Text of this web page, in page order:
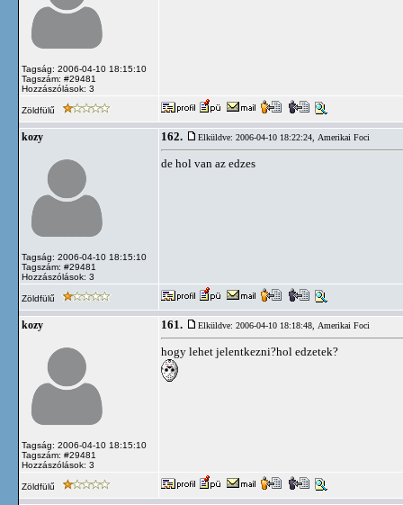
Tagság: 2006-04-10 18:15:10
Tagszám: #29481
Hozzászólások: 3
Zöldfülű
kozy
Tagság: 2006-04-10 18:15:10
Tagszám: #29481
Hozzászólások: 3
162. Elküldve: 2006-04-10 18:22:24, Amerikai Foci
de hol van az edzes
Zöldfülű
kozy
Tagság: 2006-04-10 18:15:10
Tagszám: #29481
Hozzászólások: 3
161. Elküldve: 2006-04-10 18:18:48, Amerikai Foci
hogy lehet jelentkezni?hol edzetek?
Zöldfülű